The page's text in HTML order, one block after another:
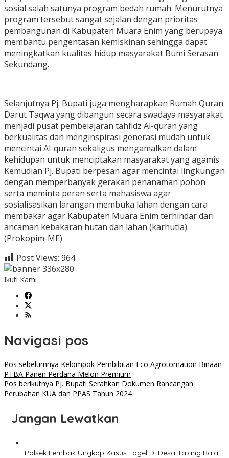
sosial salah satunya program bedah rumah. Menurutnya
program tersebut sangat sejalan dengan prioritas
pembangunan di Kabupaten Muara Enim yang berupaya
membantu pengentasan kemiskinan sehingga dapat
meningkatkan kualitas hidup masyarakat Bumi Serasan
Sekundang.
Selanjutnya Pj. Bupati juga mengharapkan Rumah Quran
Darut Taqwa yang dibangun secara swadaya masyarakat
menjadi pusat pembelajaran tahfidz Al-quran yang
berkualitas dan menginspirasi generasi mudah untuk
mencintai Al-quran sekaligus mengamalkan dalam
kehidupan untuk menciptakan masyarakat yang agamis.
Kemudian Pj. Bupati berpesan agar mencintai lingkungan
dengan memperbanyak gerakan penanaman pohon
serta meminta peran serta mahasiswa agar
sosialisasikan larangan membuka lahan dengan cara
membakar agar Kabupaten Muara Enim terhindar dari
ancaman kebakaran hutan dan lahan (karhutla).
(Prokopim-ME)
Post Views: 964
Ikuti Kami
Navigasi pos
Pos sebelumnya Kelompok Pembibitan Eco Agrotomation Binaan
PTBA Panen Perdana Melon Premium
Pos berikutnya Pj. Bupati Serahkan Dokumen Rancangan
Perubahan KUA dan PPAS Tahun 2024
Jangan Lewatkan
Polsek Lembak Ungkap Kasus Togel Di Desa Talang Balai